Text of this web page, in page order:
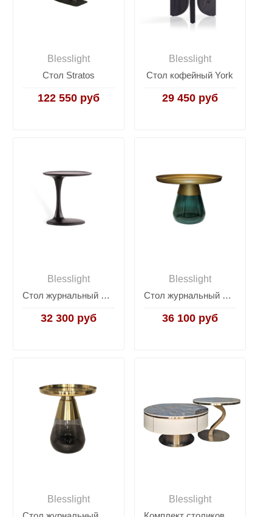
Blesslight
Стол Stratos
122 550 руб
Blesslight
Стол кофейный York
29 450 руб
Blesslight
Стол журнальный Awa
32 300 руб
Blesslight
Стол журнальный на 1 ножке Zeigna Coffee Table
36 100 руб
Blesslight
Blesslight